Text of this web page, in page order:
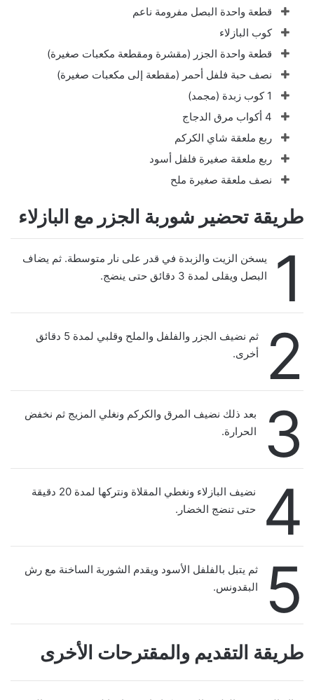
قطعة واحدة البصل مفرومة ناعم
كوب البازلاء
قطعة واحدة الجزر (مقشرة ومقطعة مكعبات صغيرة)
نصف حبة فلفل أحمر (مقطعة إلى مكعبات صغيرة)
1 كوب زبدة (مجمد)
4 أكواب مرق الدجاج
ربع ملعقة شاي الكركم
ربع ملعقة صغيرة فلفل أسود
نصف ملعقة صغيرة ملح
طريقة تحضير شوربة الجزر مع البازلاء
1
يسخن الزيت والزبدة في قدر على نار متوسطة. ثم يضاف
البصل ويقلى لمدة 3 دقائق حتى ينضج.
2
ثم نضيف الجزر والفلفل والملح وقلبي لمدة 5 دقائق
أخرى.
3
بعد ذلك نضيف المرق والكركم ونغلي المزيج ثم نخفض
الحرارة.
4
نضيف البازلاء ونغطي المقلاة ونتركها لمدة 20 دقيقة
حتى تنضج الخضار.
5
ثم يتبل بالفلفل الأسود ويقدم الشوربة الساخنة مع رش
البقدونس.
طريقة التقديم والمقترحات الأخرى